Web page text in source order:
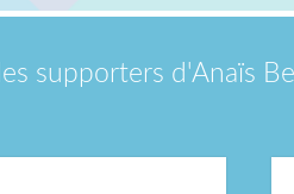
supporters d'Anaïs